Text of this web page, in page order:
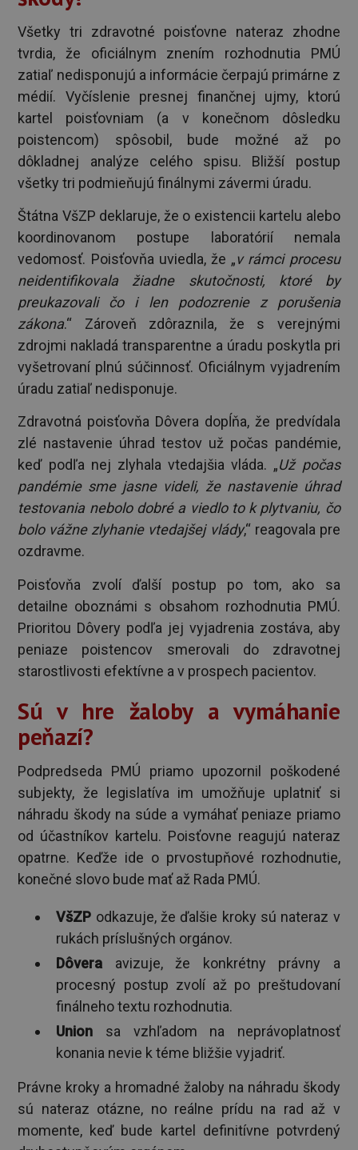
Všetky tri zdravotné poisťovne nateraz zhodne
tvrdia, že oficiálnym znením rozhodnutia PMÚ
zatiaľ nedisponujú a informácie čerpajú primárne z
médií. Vyčíslenie presnej finančnej ujmy, ktorú
kartel poisťovniam (a v konečnom dôsledku
poistencom) spôsobil, bude možné až po
dôkladnej analýze celého spisu. Bližší postup
všetky tri podmieňujú finálnymi závermi úradu.
Štátna VšZP deklaruje, že o existencii kartelu alebo
koordinovanom postupe laboratórií nemala
vedomosť. Poisťovňa uviedla, že „v rámci procesu
neidentifikovala žiadne skutočnosti, ktoré by
preukazovali čo i len podozrenie z porušenia
zákona.“ Zároveň zdôraznila, že s verejnými
zdrojmi nakladá transparentne a úradu poskytla pri
vyšetrovaní plnú súčinnosť. Oficiálnym vyjadrením
úradu zatiaľ nedisponuje.
Zdravotná poisťovňa Dôvera dopĺňa, že predvídala
zlé nastavenie úhrad testov už počas pandémie,
keď podľa nej zlyhala vtedajšia vláda. „Už počas
pandémie sme jasne videli, že nastavenie úhrad
testovania nebolo dobré a viedlo to k plytvaniu, čo
bolo vážne zlyhanie vtedajšej vlády,“ reagovala pre
ozdravme.
Poisťovňa zvolí ďalší postup po tom, ako sa
detailne oboznámi s obsahom rozhodnutia PMÚ.
Prioritou Dôvery podľa jej vyjadrenia zostáva, aby
peniaze poistencov smerovali do zdravotnej
starostlivosti efektívne a v prospech pacientov.
Sú v hre žaloby a vymáhanie
peňazí?
Podpredseda PMÚ priamo upozornil poškodené
subjekty, že legislatíva im umožňuje uplatniť si
náhradu škody na súde a vymáhať peniaze priamo
od účastníkov kartelu. Poisťovne reagujú nateraz
opatrne. Keďže ide o prvostupňové rozhodnutie,
konečné slovo bude mať až Rada PMÚ.
VšZP odkazuje, že ďalšie kroky sú nateraz v
rukách príslušných orgánov.
Dôvera avizuje, že konkrétny právny a
procesný postup zvolí až po preštudovaní
finálneho textu rozhodnutia.
Union sa vzhľadom na neprávoplatnosť
konania nevie k téme bližšie vyjadriť.
Právne kroky a hromadné žaloby na náhradu škody
sú nateraz otázne, no reálne prídu na rad až v
momente, keď bude kartel definitívne potvrdený